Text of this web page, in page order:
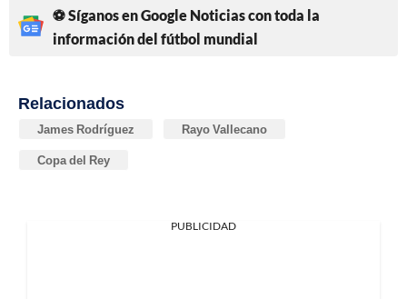
⚽ Síganos en Google Noticias con toda la
información del fútbol mundial
Relacionados
James Rodríguez Rayo Vallecano
Copa del Rey
PUBLICIDAD